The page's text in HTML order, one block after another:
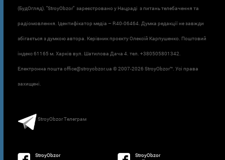
(БудОгляд). "StroyObzor" зареєстровано у Нацраді з питань телебачення та
радіомовлення. Ідентифікатор медіа – R40-06464. Думка редакції не завжди
збігається з думкою автора. Керівник проєкту Олексій Карпушенко. Поштовий
індекс 61165 м. Харків вул. Шатилова Дача 4. тел. +380505801342.
Електронна пошта office@stroyobzor.ua © 2007-2026 StroyObzor™. Усі права
захищені.
StroyObzor Телеграм
StroyObzor StroyObzor